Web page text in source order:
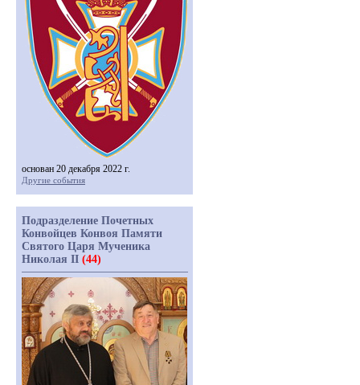
основан 20 декабря 2022 г.
Другие события
Подразделение Почетных
Конвойцев Конвоя Памяти
Святого Царя Мученика
Николая II (44)